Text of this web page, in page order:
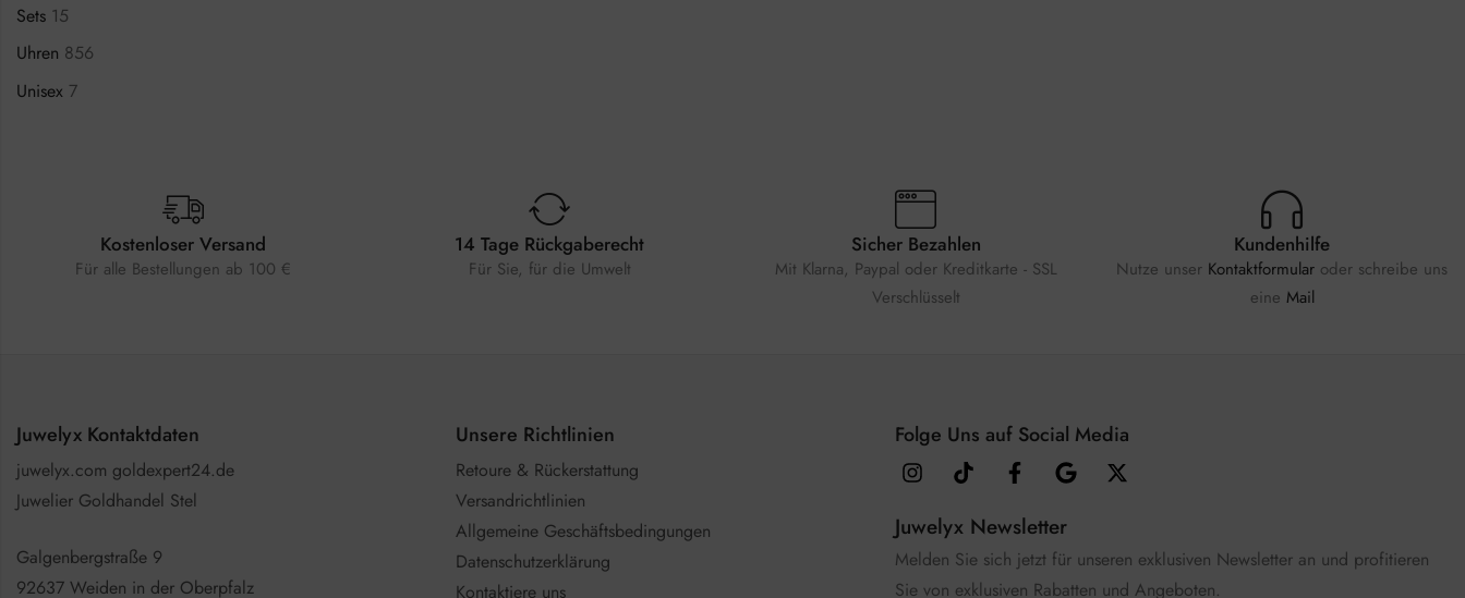
Sets 15
Uhren 856
Unisex 7
Kostenloser Versand
Für alle Bestellungen ab 100 €
14 Tage Rückgaberecht
Für Sie, für die Umwelt
Sicher Bezahlen
Mit Klarna, Paypal oder Kreditkarte - SSL
Verschlüsselt
Kundenhilfe
Nutze unser Kontaktformular oder schreibe uns
eine Mail
Juwelyx Kontaktdaten
juwelyx.com goldexpert24.de
Juwelier Goldhandel Stel
Galgenbergstraße 9
92637 Weiden in der Oberpfalz
Unsere Richtlinien
Retoure & Rückerstattung
Versandrichtlinien
Allgemeine Geschäftsbedingungen
Datenschutzerklärung
Kontaktiere uns
Folge Uns auf Social Media
Juwelyx Newsletter
Melden Sie sich jetzt für unseren exklusiven Newsletter an und profitieren
Sie von exklusiven Rabatten und Angeboten.